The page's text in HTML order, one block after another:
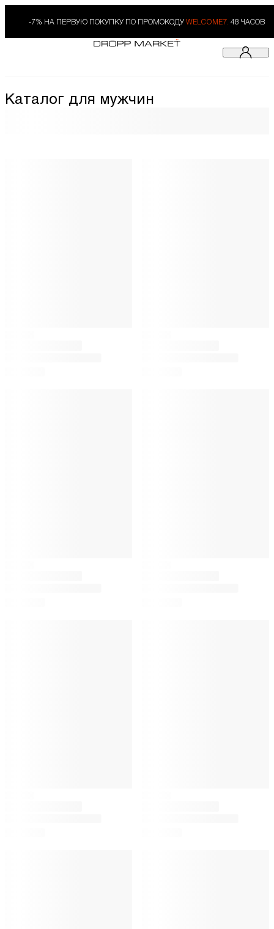
-7% НА ПЕРВУЮ ПОКУПКУ ПО ПРОМОКОДУ WELCOME7. 48 ЧАСОВ
Каталог для мужчин